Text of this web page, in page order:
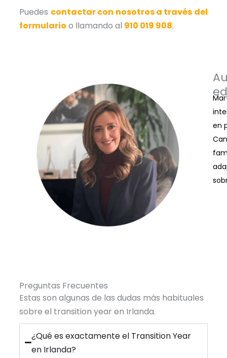
Puedes contactar con nosotros a través del
formulario o llamando al 910 019 908.
en
Preguntas Frecuentes
Estas son algunas de las dudas más habituales
sobre el transition year en Irlanda.
¿Qué es exactamente el Transition Year
en Irlanda?